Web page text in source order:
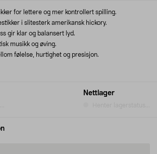
Nettlager
for lettere og mer kontrollert spilling.
i slitesterk amerikansk hickory.
gir klar og balansert lyd.
musikk og øving.
følelse, hurtighet og presisjon.